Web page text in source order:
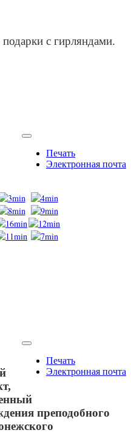
с гирляндами.
Печать
Электронная почта
Печать
Электронная почта
преподобного